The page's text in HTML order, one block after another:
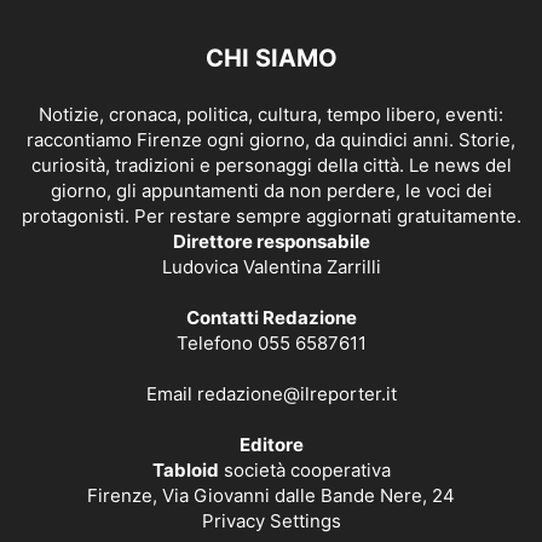
CHI SIAMO
Notizie, cronaca, politica, cultura, tempo libero, eventi:
raccontiamo Firenze ogni giorno, da quindici anni. Storie,
curiosità, tradizioni e personaggi della città. Le news del
giorno, gli appuntamenti da non perdere, le voci dei
protagonisti. Per restare sempre aggiornati gratuitamente.
Direttore responsabile
Ludovica Valentina Zarrilli
Contatti Redazione
Telefono 055 6587611
Email redazione@ilreporter.it
Editore
Tabloid società cooperativa
Firenze, Via Giovanni dalle Bande Nere, 24
Privacy Settings